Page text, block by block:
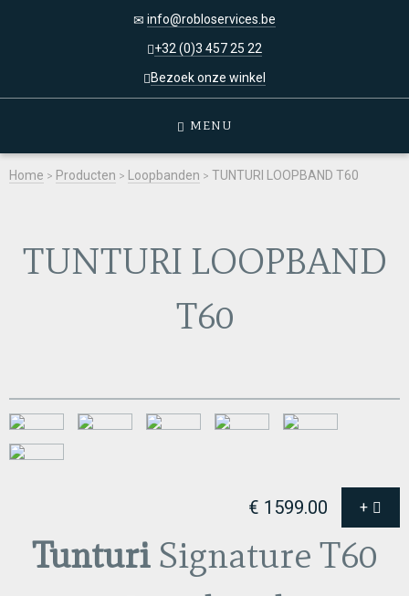
info@robloservices.be
+32 (0)3 457 25 22
Bezoek onze winkel
MENU
Home > Producten > Loopbanden > TUNTURI LOOPBAND T60
TUNTURI LOOPBAND
T60
+
€ 1599.00
TunturiSignature T60